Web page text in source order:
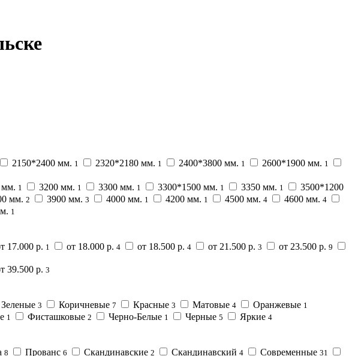
2150*2400 мм. 1 2320*2180 мм. 1 2400*3800 мм. 1 2600*1900 мм. 1
мм. 1 3200 мм. 1 3300 мм. 1 3300*1500 мм. 1 3350 мм. 1
3500*1200
мм. 2 3900 мм. 3 4000 мм. 1 4200 мм. 1 4500 мм. 4 4600 мм. 4
1
17.000 р. 1 от 18.000 р. 4 от 18.500 р. 4 от 21.500 р. 3 от 23.500 р. 9
39.500 р. 3
Зеленые 3 Коричневые 7 Красные 3 Матовые 4 Оранжевые 1
1 Фисташковые 2 Черно-Белые 1 Черные 5 Яркие 4
8 Прованс 6 Скандинавские 2 Скандинавский 4 Современные 31